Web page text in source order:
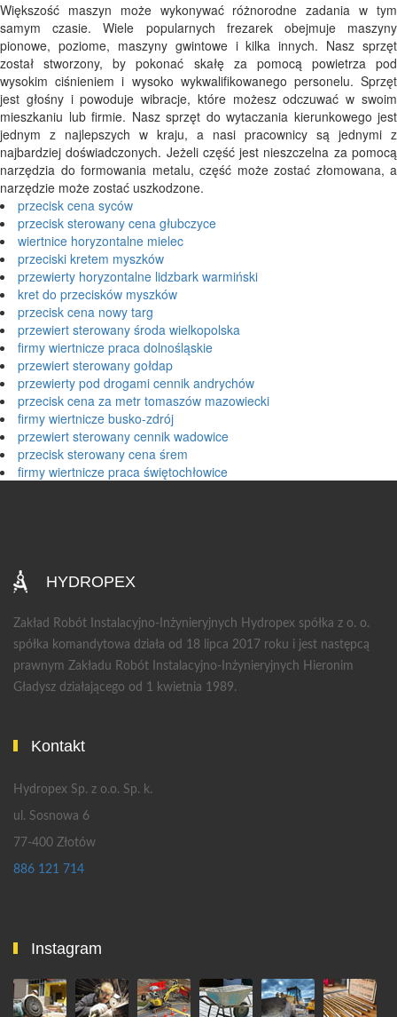
Większość maszyn może wykonywać różnorodne zadania w tym
samym czasie. Wiele popularnych frezarek obejmuje maszyny
pionowe, poziome, maszyny gwintowe i kilka innych. Nasz sprzęt
został stworzony, by pokonać skałę za pomocą powietrza pod
wysokim ciśnieniem i wysoko wykwalifikowanego personelu. Sprzęt
jest głośny i powoduje wibracje, które możesz odczuwać w swoim
mieszkaniu lub firmie. Nasz sprzęt do wytaczania kierunkowego jest
jednym z najlepszych w kraju, a nasi pracownicy są jednymi z
najbardziej doświadczonych. Jeżeli część jest nieszczelna za pomocą
narzędzia do formowania metalu, część może zostać złomowana, a
narzędzie może zostać uszkodzone.
przecisk cena syców
przecisk sterowany cena głubczyce
wiertnice horyzontalne mielec
przeciski kretem myszków
przewierty horyzontalne lidzbark warmiński
kret do przecisków myszków
przecisk cena nowy targ
przewiert sterowany środa wielkopolska
firmy wiertnicze praca dolnośląskie
przewiert sterowany gołdap
przewierty pod drogami cennik andrychów
przecisk cena za metr tomaszów mazowiecki
firmy wiertnicze busko-zdrój
przewiert sterowany cennik wadowice
przecisk sterowany cena śrem
firmy wiertnicze praca świętochłowice
HYDROPEX
Zakład Robót Instalacyjno-Inżynieryjnych Hydropex spółka z o. o.
spółka komandytowa działa od 18 lipca 2017 roku i jest następcą
prawnym Zakładu Robót Instalacyjno-Inżynieryjnych Hieronim
Gładysz działającego od 1 kwietnia 1989.
Kontakt
Hydropex Sp. z o.o. Sp. k.
ul. Sosnowa 6
77-400 Złotów
886 121 714
Instagram